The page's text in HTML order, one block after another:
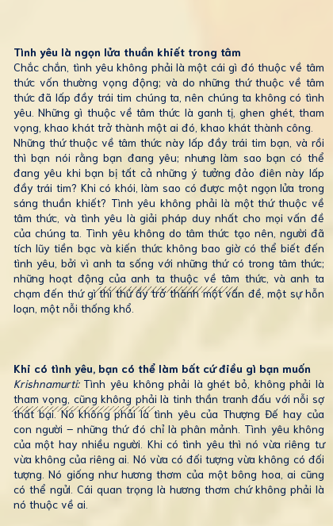
Tình yêu là ngọn lửa thuần khiết trong tâm
Chắc chắn, tình yêu không phải là một cái gì đó thuộc về tâm
thức vốn thường vọng động; và do những thứ thuộc về tâm
thức đã lấp đầy trái tim chúng ta, nên chúng ta không có tình
yêu. Những gì thuộc về tâm thức là ganh tị, ghen ghét, tham
vọng, khao khát trở thành một ai đó, khao khát thành công.
Những thứ thuộc về tâm thức này lấp đầy trái tim bạn, và rồi
thì bạn nói rằng bạn đang yêu; nhưng làm sao bạn có thể
đang yêu khi bạn bị tất cả những ý tưởng đảo điên này lấp
đầy trái tim? Khi có khói, làm sao có được một ngọn lửa trong
sáng thuần khiết? Tình yêu không phải là một thứ thuộc về
tâm thức, và tình yêu là giải pháp duy nhất cho mọi vấn đề
của chúng ta. Tình yêu không do tâm thức tạo nên, người đã
tích lũy tiền bạc và kiến thức không bao giờ có thể biết đến
tình yêu, bởi vì anh ta sống với những thứ có trong tâm thức;
những hoạt động của anh ta thuộc về tâm thức, và anh ta
chạm đến thứ gì thì thứ ấy trở thành một vấn đề, một sự hỗn
loạn, một nỗi thống khổ.
Khi có tình yêu, bạn có thể làm bất cứ điều gì bạn muốn
Krishnamurti:Tình yêu không phải là ghét bỏ, không phải là
tham vọng, cũng không phải là tinh thần tranh đấu với nỗi sợ
thất bại. Nó không phải là tình yêu của Thượng Đế hay của
con người – những thứ đó chỉ là phân mảnh. Tình yêu không
của một hay nhiều người. Khi có tình yêu thì nó vừa riêng tư
vừa không của riêng ai. Nó vừa có đối tượng vừa không có đối
tượng. Nó giống như hương thơm của một bông hoa, ai cũng
có thể ngửi. Cái quan trọng là hương thơm chứ không phải là
nó thuộc về ai.